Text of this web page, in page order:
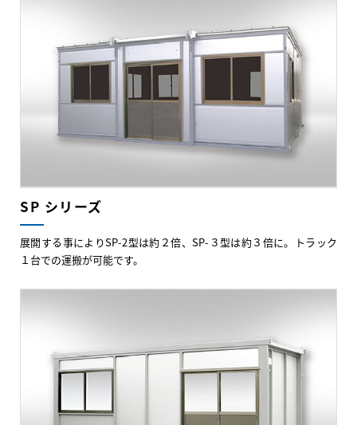
SP シリーズ
展開する事によりSP-2型は約２倍、SP-３型は約３倍に。トラック
１台での運搬が可能です。